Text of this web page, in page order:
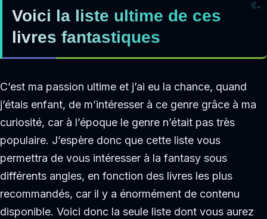
Voici la liste ultime de ces
livres fantastiques
C’est ma passion ultime et j’ai eu la chance, quand
j’étais enfant, de m’intéresser à ce genre grâce à ma
curiosité, car à l’époque le genre n’était pas très
populaire. J’espère donc que cette liste vous
permettra de vous intéresser à la fantasy sous
différents angles, en fonction des livres les plus
recommandés, car il y a énormément de contenu
disponible. Voici donc la seule liste dont vous aurez